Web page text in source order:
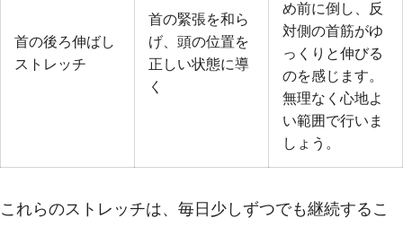
首の後ろ伸ばし
ストレッチ
首の緊張を和ら
げ、頭の位置を
正しい状態に導
く
め前に倒し、反
対側の首筋がゆ
っくりと伸びる
のを感じます。
無理なく心地よ
い範囲で行いま
しょう。
これらのストレッチは、毎日少しずつでも継続するこ